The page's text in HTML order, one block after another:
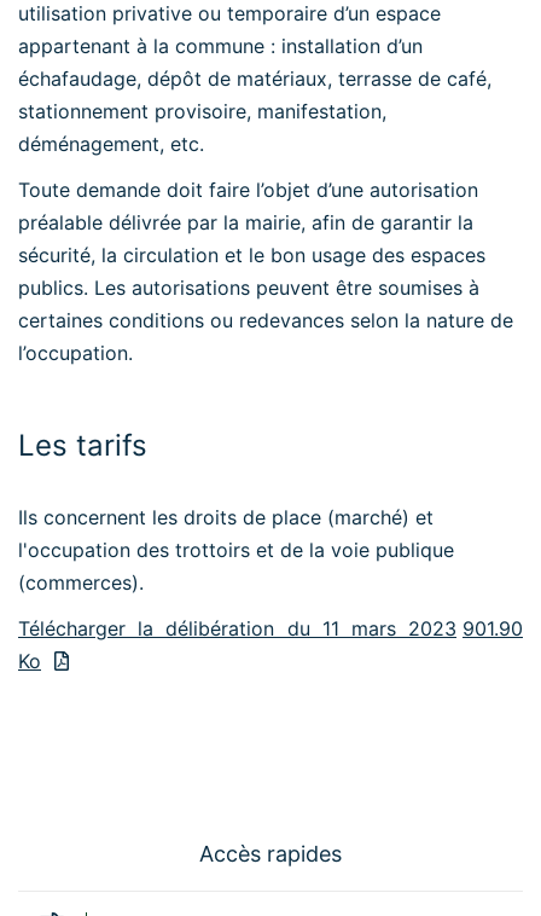
utilisation privative ou temporaire d’un espace
appartenant à la commune : installation d’un
échafaudage, dépôt de matériaux, terrasse de café,
stationnement provisoire, manifestation,
déménagement, etc.
Toute demande doit faire l’objet d’une autorisation
préalable délivrée par la mairie, afin de garantir la
sécurité, la circulation et le bon usage des espaces
publics. Les autorisations peuvent être soumises à
certaines conditions ou redevances selon la nature de
l’occupation.
Les tarifs
Ils concernent les droits de place (marché) et
l'occupation des trottoirs et de la voie publique
(commerces).
Télécharger la délibération du 11 mars 2023 901.90
Ko
Accès rapides